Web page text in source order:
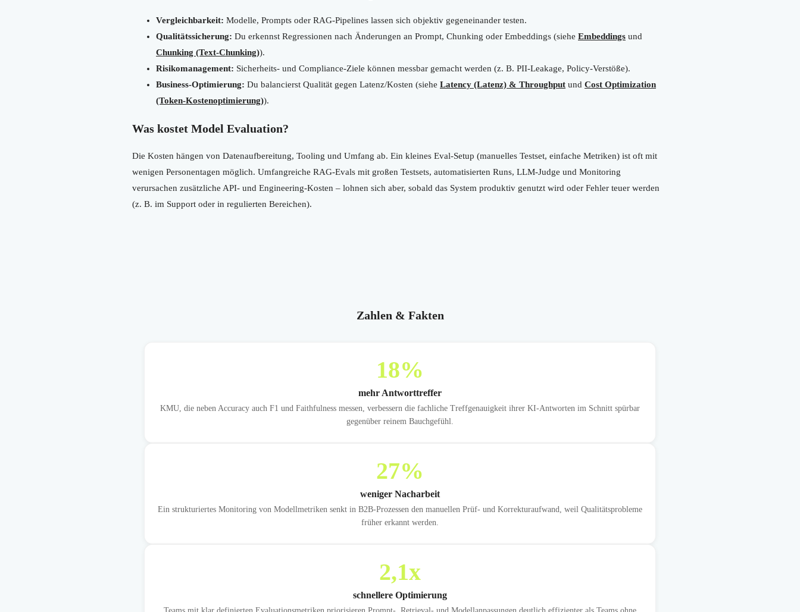
Vergleichbarkeit: Modelle, Prompts oder RAG-Pipelines lassen sich objektiv gegeneinander testen.
Qualitätssicherung: Du erkennst Regressionen nach Änderungen an Prompt, Chunking oder Embeddings (siehe Embeddings und
Chunking (Text-Chunking)).
Risikomanagement: Sicherheits- und Compliance-Ziele können messbar gemacht werden (z. B. PII-Leakage, Policy-Verstöße).
Business-Optimierung: Du balancierst Qualität gegen Latenz/Kosten (siehe Latency (Latenz) & Throughput und Cost Optimization
(Token-Kostenoptimierung)).
Was kostet Model Evaluation?
Die Kosten hängen von Datenaufbereitung, Tooling und Umfang ab. Ein kleines Eval-Setup (manuelles Testset, einfache Metriken) ist oft mit
wenigen Personentagen möglich. Umfangreiche RAG-Evals mit großen Testsets, automatisierten Runs, LLM-Judge und Monitoring
verursachen zusätzliche API- und Engineering-Kosten – lohnen sich aber, sobald das System produktiv genutzt wird oder Fehler teuer werden
(z. B. im Support oder in regulierten Bereichen).
Zahlen & Fakten
18%
mehr Antworttreffer
KMU, die neben Accuracy auch F1 und Faithfulness messen, verbessern die fachliche Treffgenauigkeit ihrer KI-Antworten im Schnitt spürbar
gegenüber reinem Bauchgefühl.
27%
weniger Nacharbeit
Ein strukturiertes Monitoring von Modellmetriken senkt in B2B-Prozessen den manuellen Prüf- und Korrekturaufwand, weil Qualitätsprobleme
früher erkannt werden.
2,1x
schnellere Optimierung